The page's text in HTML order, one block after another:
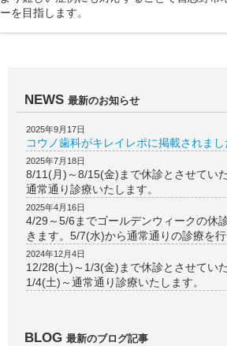
ーを目指します。
NEWS 最新のお知らせ
2025年9月17日
コウノ歯科がキレイレポに掲載されまし
2025年7月18日
8/11(月)～8/15(金)まで休診とさせてい
通常通り診療いたします。
2025年4月16日
4/29～5/6までゴールデンウィークの休
きます。5/7(水)から通常通りの診療を行
2024年12月4日
12/28(土)～1/3(金)まで休診とさせてい
1/4(土)～通常通り診療いたします。
BLOG 最新のブログ記事